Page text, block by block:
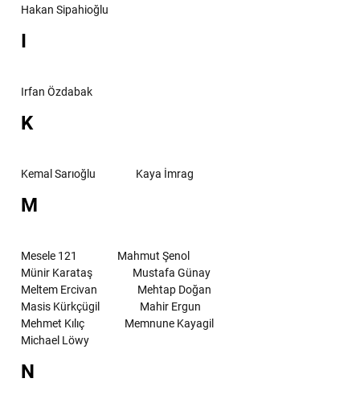
Hakan Sipahioğlu
I
Irfan Özdabak
K
Kemal Sarıoğlu Kaya İmrag
M
Mesele 121
Mahmut Şenol
Münir Karataş
Mustafa Günay
Meltem Ercivan
Mehtap Doğan
Masis Kürkçügil
Mahir Ergun
Mehmet Kılıç
Memnune Kayagil
Michael Löwy
N